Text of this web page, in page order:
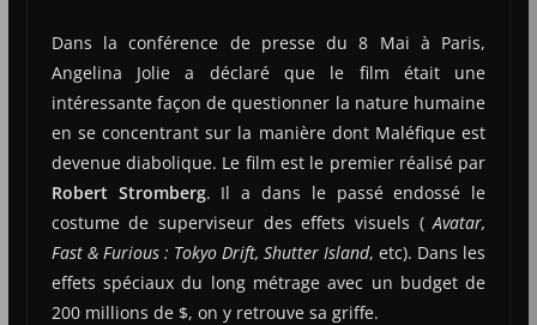
Dans la conférence de presse du 8 Mai à Paris,
Angelina Jolie a déclaré que le film était une
intéressante façon de questionner la nature humaine
en se concentrant sur la manière dont Maléfique est
devenue diabolique. Le film est le premier réalisé par
Robert Stromberg. Il a dans le passé endossé le
costume de superviseur des effets visuels (Avatar,
Fast & Furious : Tokyo Drift, Shutter Island, etc). Dans les
effets spéciaux du long métrage avec un budget de
200 millions de $, on y retrouve sa griffe.